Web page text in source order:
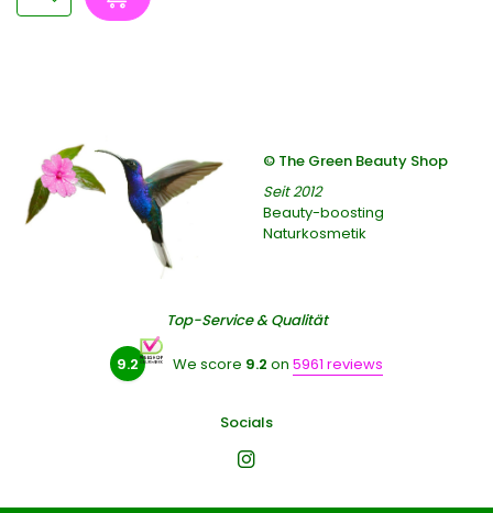
© The Green Beauty Shop
Seit 2012
Beauty-boosting
Naturkosmetik
Top-Service & Qualität
9.2 We score 9.2 on 5961 reviews
Socials